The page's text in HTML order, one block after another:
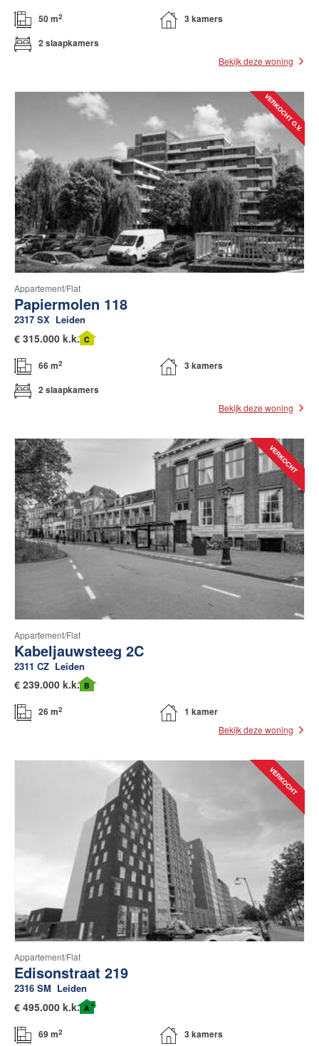
50 m2
3 kamers
2 slaapkamers
Bekijk deze woning
Appartement/flat
Papiermolen 118
2317 SX Leiden
€ 315.000 k.k. C
66 m2
3 kamers
2 slaapkamers
Bekijk deze woning
Appartement/flat
Kabeljauwsteeg 2C
2311 CZ Leiden
€ 239.000 k.k. B
26 m2 1 kamer
Bekijk deze woning
Appartement/flat
Edisonstraat 219
2316 SM Leiden
€ 495.000 k.k. A +
69 m2 3 kamers